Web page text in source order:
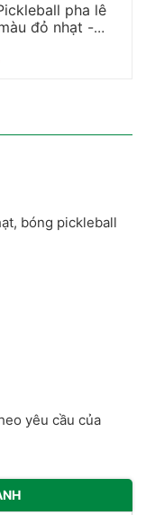
pha lê
đỏ nhạt -
bóng pickleball
yêu cầu của